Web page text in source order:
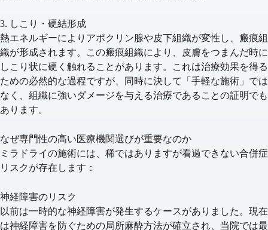
3. しこり・硬結形成
熱エネルギーによりアポクリン腺や皮下組織が変性し、瘢痕組
織が形成されます。この瘢痕組織により、皮膚をつまんだ時に
しこり状に硬く触れることがあります。これは治療効果を得る
ための必然的な過程ですが、同時に決して「手軽な施術」では
なく、組織に強いダメージを与える治療であることの証明でも
あります。
なぜ専門性の高い医療機関選びが重要なのか
ミラドライの施術には、稀ではありますが看過できない合併症
リスクが存在します：
神経障害のリスク
以前は一時的な神経障害が発生するケースがありました。現在
は神経障害を防ぐための局所麻酔方法が確立され、当院では最